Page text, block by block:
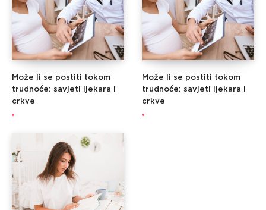
Može li se postiti tokom
trudnoće: savjeti ljekara i
crkve
Može li se postiti tokom
trudnoće: savjeti ljekara i
crkve